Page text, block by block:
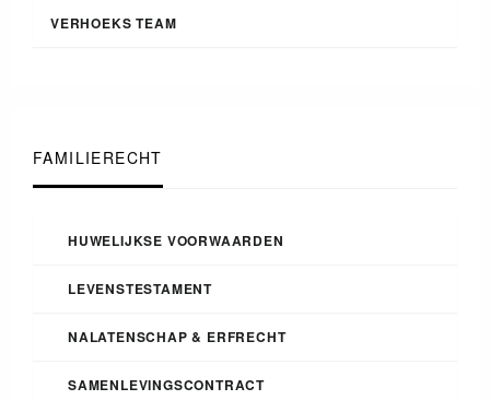
VERHOEKS TEAM
FAMILIERECHT
HUWELIJKSE VOORWAARDEN
LEVENSTESTAMENT
NALATENSCHAP & ERFRECHT
SAMENLEVINGSCONTRACT